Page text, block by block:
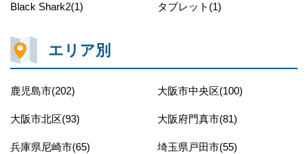
Black Shark2(1) タブレット(1)
エリア別
鹿児島市(202) 大阪市中央区(100)
大阪市北区(93) 大阪府門真市(81)
兵庫県尼崎市(65) 埼玉県戸田市(55)